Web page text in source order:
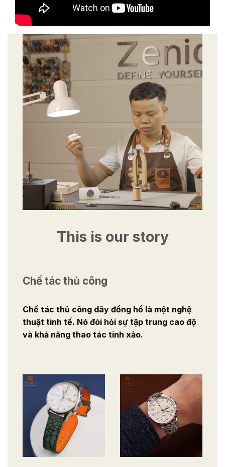
This is our story
Chế tác thủ công
Chế tác thủ công dây đồng hồ là một nghệ
thuật tinh tế. Nó đòi hỏi sự tập trung cao độ
và khả năng thao tác tinh xảo.